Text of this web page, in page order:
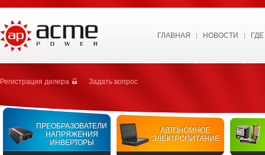
ГЛАВНАЯ НОВОСТИ
Регистрация дилера Задать вопрос
ПРЕОБРАЗОВАТЕЛИ
НАПРЯЖЕНИЯ
ИНВЕРТОРЫ
АВТОНОМНОЕ
ЭЛЕКТРОПИТАНИЕ